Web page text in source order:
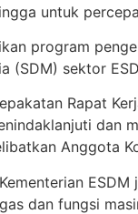
untuk
program
(SDM) sektor
Rapat
dan
Anggota
dan fungsi